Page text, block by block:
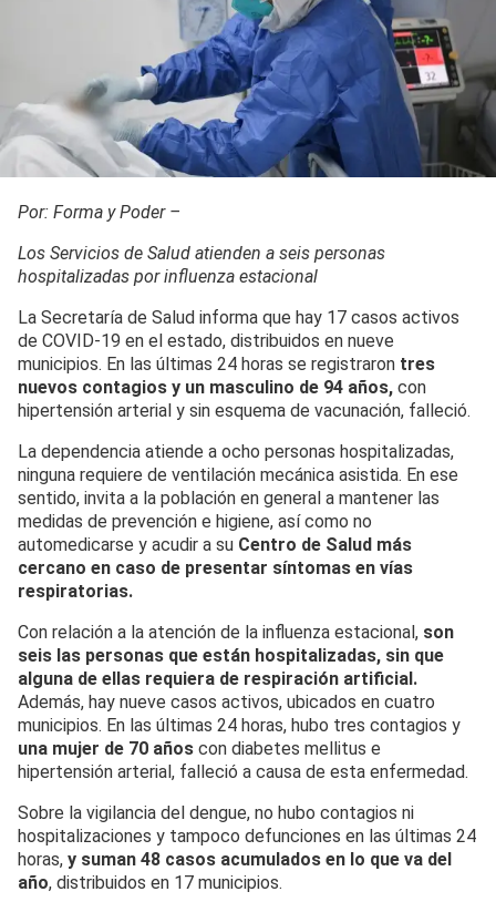
Por: Forma y Poder –
Los Servicios de Salud atienden a seis personas
hospitalizadas por influenza estacional
La Secretaría de Salud informa que hay 17 casos activos
de COVID-19 en el estado, distribuidos en nueve
municipios. En las últimas 24 horas se registraron tres
nuevos contagios y un masculino de 94 años, con
hipertensión arterial y sin esquema de vacunación, falleció.
La dependencia atiende a ocho personas hospitalizadas,
ninguna requiere de ventilación mecánica asistida. En ese
sentido, invita a la población en general a mantener las
medidas de prevención e higiene, así como no
automedicarse y acudir a su Centro de Salud más
cercano en caso de presentar síntomas en vías
respiratorias.
Con relación a la atención de la influenza estacional, son
seis las personas que están hospitalizadas, sin que
alguna de ellas requiera de respiración artificial.
Además, hay nueve casos activos, ubicados en cuatro
municipios. En las últimas 24 horas, hubo tres contagios y
una mujer de 70 años con diabetes mellitus e
hipertensión arterial, falleció a causa de esta enfermedad.
Sobre la vigilancia del dengue, no hubo contagios ni
hospitalizaciones y tampoco defunciones en las últimas 24
horas, y suman 48 casos acumulados en lo que va del
año, distribuidos en 17 municipios.